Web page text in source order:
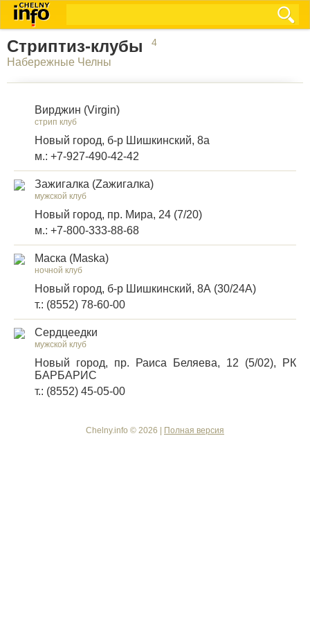
Стриптиз-клубы 4
Набережные Челны
Вирджин (Virgin)
стрип клуб
Новый город, б-р Шишкинский, 8а
м.: +7-927-490-42-42
Зажигалка (Zажигалка)
мужской клуб
Новый город, пр. Мира, 24 (7/20)
м.: +7-800-333-88-68
Маска (Maska)
ночной клуб
Новый город, б-р Шишкинский, 8А (30/24А)
т.: (8552) 78-60-00
Сердцеедки
мужской клуб
Новый город, пр. Раиса Беляева, 12 (5/02), РК
БАРБАРИС
т.: (8552) 45-05-00
Chelny.info © 2026 | Полная версия